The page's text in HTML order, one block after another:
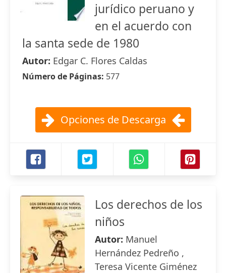
jurídico peruano y
en el acuerdo con
la santa sede de 1980
Autor: Edgar C. Flores Caldas
Número de Páginas: 577
Opciones de Descarga
Los derechos de los
niños
Autor: Manuel
Hernández Pedreño ,
Teresa Vicente Giménez